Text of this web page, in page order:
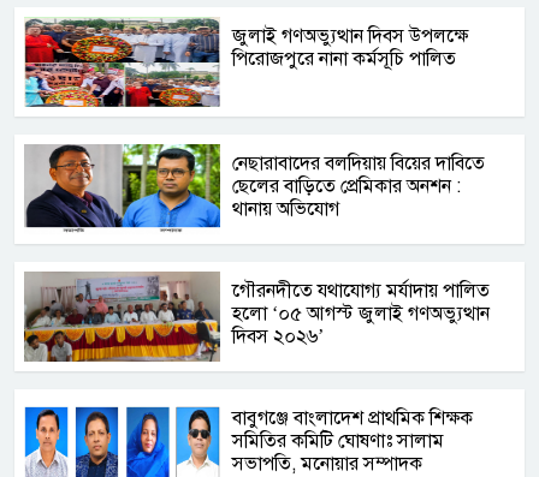
জুলাই গণঅভ্যুত্থান দিবস উপলক্ষে
পিরোজপুরে নানা কর্মসূচি পালিত
নেছারাবাদের বলদিয়ায় বিয়ের দাবিতে
ছেলের বাড়িতে প্রেমিকার অনশন :
থানায় অভিযোগ
‎গৌরনদীতে যথাযোগ্য মর্যাদায় পালিত
হলো ‘০৫ আগস্ট জুলাই গণঅভ্যুত্থান
দিবস ২০২৬’ ‎
বাবুগঞ্জে বাংলাদেশ প্রাথমিক শিক্ষক
সমিতির কমিটি ঘোষণাঃ সালাম
সভাপতি, মনোয়ার সম্পাদক